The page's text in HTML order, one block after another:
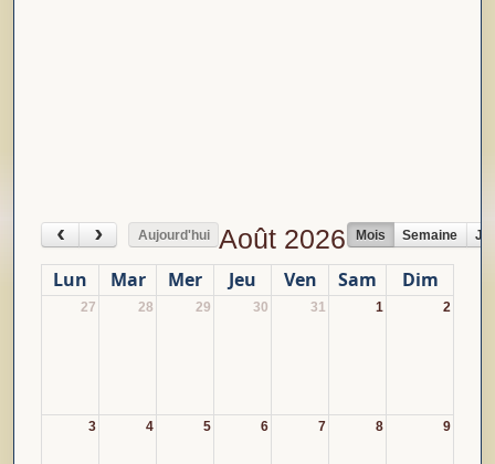
‹ › Aujourd'hui Août 2026 Mois Semaine
Lun Mar Mer Jeu Ven Sam Dim
27 28 29 30 31 1 2
3 4 5 6 7 8 9